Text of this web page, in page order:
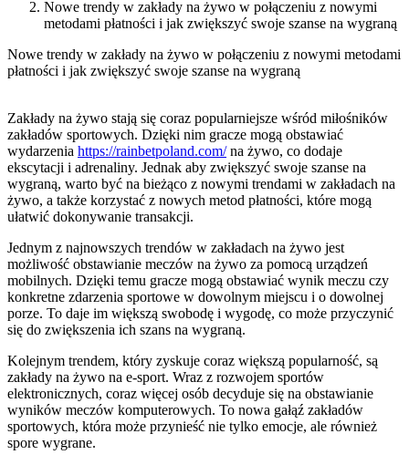
Nowe trendy w zakłady na żywo w połączeniu z nowymi
metodami płatności i jak zwiększyć swoje szanse na wygraną
Nowe trendy w zakłady na żywo w połączeniu z nowymi metodami
płatności i jak zwiększyć swoje szanse na wygraną
Zakłady na żywo stają się coraz popularniejsze wśród miłośników
zakładów sportowych. Dzięki nim gracze mogą obstawiać
wydarzenia https://rainbetpoland.com/na żywo, co dodaje
ekscytacji i adrenaliny. Jednak aby zwiększyć swoje szanse na
wygraną, warto być na bieżąco z nowymi trendami w zakładach na
żywo, a także korzystać z nowych metod płatności, które mogą
ułatwić dokonywanie transakcji.
Jednym z najnowszych trendów w zakładach na żywo jest
możliwość obstawianie meczów na żywo za pomocą urządzeń
mobilnych. Dzięki temu gracze mogą obstawiać wynik meczu czy
konkretne zdarzenia sportowe w dowolnym miejscu i o dowolnej
porze. To daje im większą swobodę i wygodę, co może przyczynić
się do zwiększenia ich szans na wygraną.
Kolejnym trendem, który zyskuje coraz większą popularność, są
zakłady na żywo na e-sport. Wraz z rozwojem sportów
elektronicznych, coraz więcej osób decyduje się na obstawianie
wyników meczów komputerowych. To nowa gałąź zakładów
sportowych, która może przynieść nie tylko emocje, ale również
spore wygrane.